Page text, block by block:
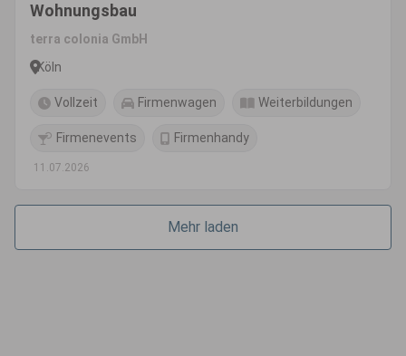
Wohnungsbau
terra colonia GmbH
Köln
Vollzeit Firmenwagen Weiterbildungen
Firmenevents Firmenhandy
11.07.2026
Mehr laden